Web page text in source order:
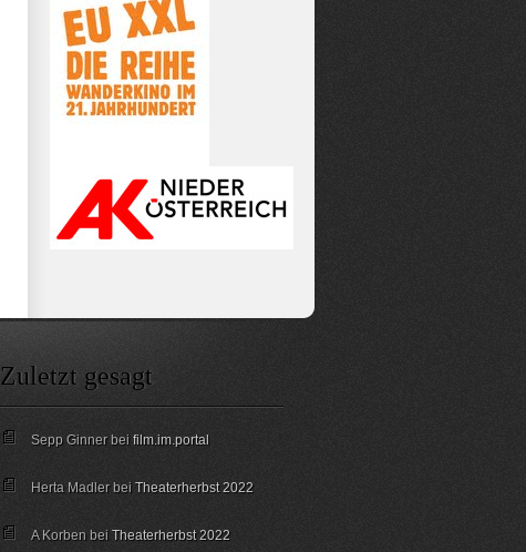
Zuletzt gesagt
Sepp Ginner bei film.im.portal
Herta Madler bei Theaterherbst 2022
A Korben bei Theaterherbst 2022